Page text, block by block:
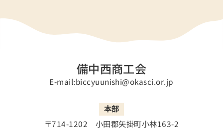
備中西商工会
E-mail:biccyuunishi@okasci.or.jp
本部
〒714-1202 小田郡矢掛町小林163-2